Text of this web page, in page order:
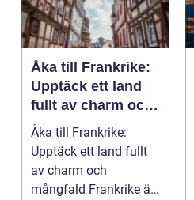
Åka till Frankrike:
Upptäck ett land
fullt av charm och
mångfald
Åka till Frankrike:
Upptäck ett land fullt
av charm och
mångfald Frankrike är